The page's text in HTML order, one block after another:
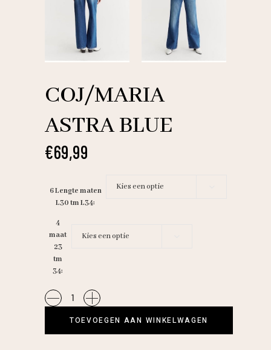
COJ/MARIA
ASTRA BLUE
€69,99
6 Lengte maten
L30 tm L34
Kies een optie
4
maat
23
tm
34
Kies een optie
COJ/Maria
astra
quantity
TOEVOEGEN AAN WINKELWAGEN